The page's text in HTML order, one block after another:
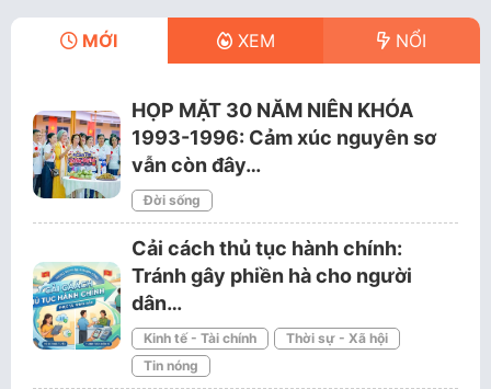
MỚI XEM NỔI
HỌP MẶT 30 NĂM NIÊN KHÓA
1993-1996: Cảm xúc nguyên sơ
vẫn còn đây…
Đời sống
Cải cách thủ tục hành chính:
Tránh gây phiền hà cho người
dân…
Kinh tế - Tài chính
Thời sự - Xã hội
Tin nóng